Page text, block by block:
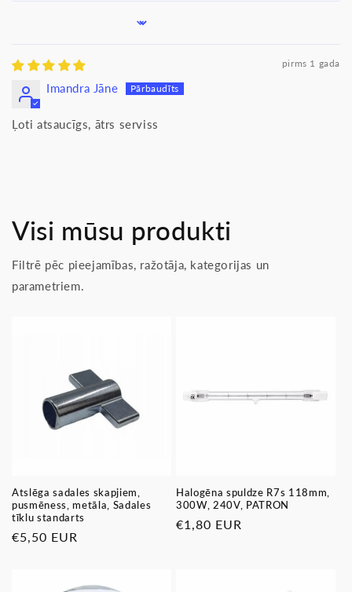
pirms 1 gada
Imandra Jāne
Ļoti atsaucīgs, ātrs serviss
Visi mūsu produkti
Filtrē pēc pieejamības, ražotāja, kategorijas un
parametriem.
Atslēga sadales skapjiem,
pusmēness, metāla, Sadales
tīklu standarts
Parastā
€5,50 EUR
Halogēna spuldze R7s 118mm,
300W, 240V, PATRON
Parastā
€1,80 EUR